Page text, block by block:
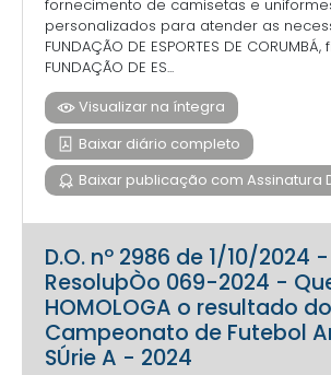
fornecimento de camisetas e
personalizados para atender as
FUNDAÇÃO DE ESPORTES DE
FUNDAÇÃO DE ES...
Visualizar na íntegra
Baixar diário completo
Baixar publicação com Assinatura
D.O. nº 2986 de 1/10/2024 -
ResoluþÒo 069-2024 -
HOMOLOGA o resultado do
Campeonato de Futebol
SÚrie A - 2024